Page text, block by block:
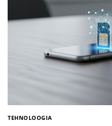
TEHNOLOOGIA